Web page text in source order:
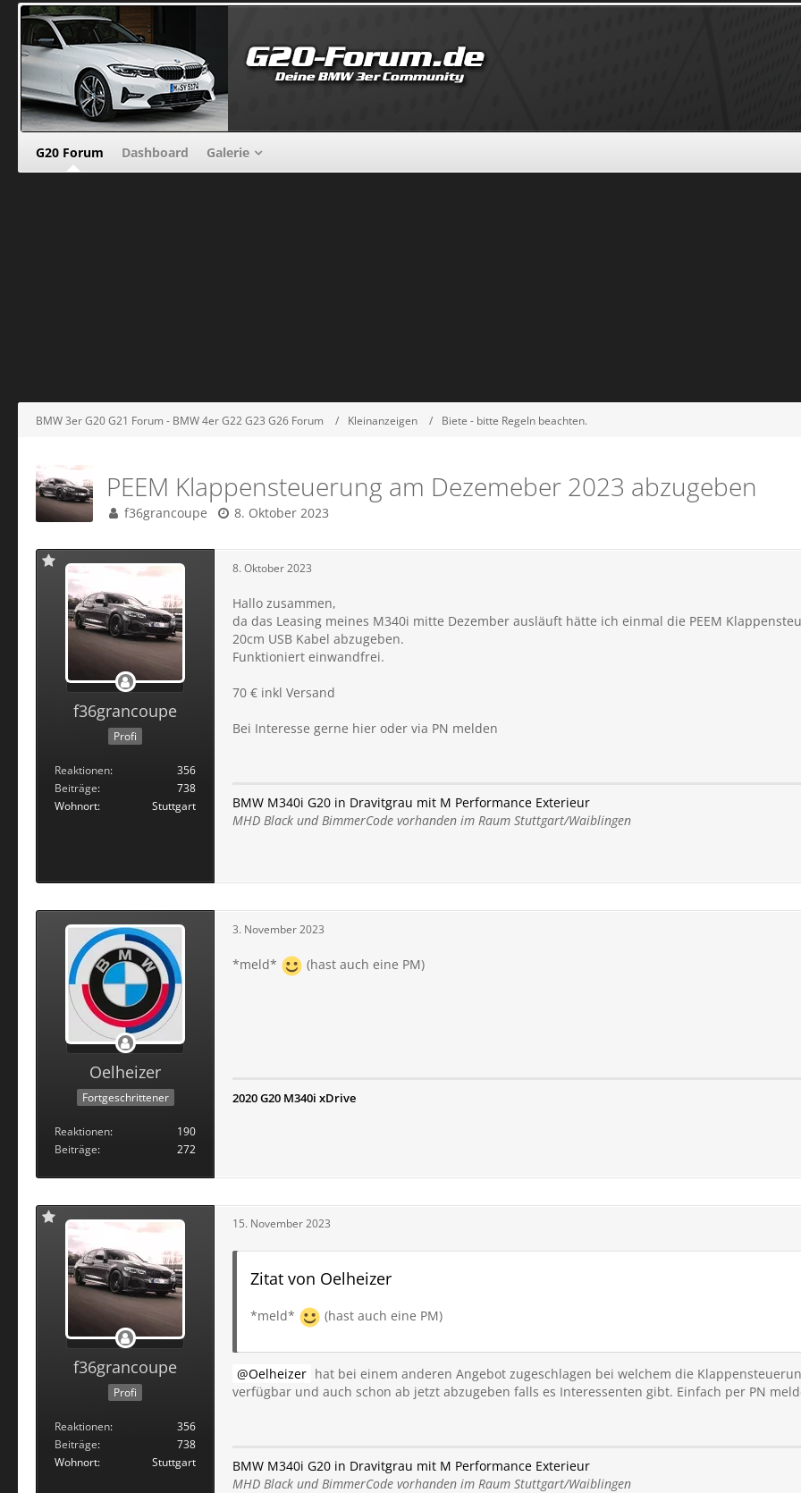
G20 Forum Dashboard Galerie
BMW 3er G20 G21 Forum - BMW 4er G22 G23 G26 Forum Kleinanzeigen Biete - bitte Regeln beachten.
PEEM Klappensteuerung am Dezemeber 2023 abzugeben
f36grancoupe 8. Oktober 2023
f36grancoupe
Profi
Reaktionen
356
Beiträge
738
Wohnort
Stuttgart
8. Oktober 2023
Hallo zusammen,
da das Leasing meines M340i mitte Dezember ausläuft hätte ich einmal die PEEM
20cm USB Kabel abzugeben.
Funktioniert einwandfrei.
70 € inkl Versand
Bei Interesse gerne hier oder via PN melden
BMW M340i G20 in Dravitgrau mit M Performance Exterieur
MHD Black und BimmerCode vorhanden im Raum Stuttgart/Waiblingen
Oelheizer
Fortgeschrittener
Reaktionen
190
Beiträge
272
3. November 2023
*meld* (hast auch eine PM)
2020 G20 M340i xDrive
f36grancoupe
Profi
Reaktionen
356
Beiträge
738
Wohnort
Stuttgart
15. November 2023
Zitat von Oelheizer
*meld* (hast auch eine PM)
Oelheizer hat bei einem anderen Angebot zugeschlagen bei welchem die
verfügbar und auch schon ab jetzt abzugeben falls es Interessenten gibt. Einfach per PN
BMW M340i G20 in Dravitgrau mit M Performance Exterieur
MHD Black und BimmerCode vorhanden im Raum Stuttgart/Waiblingen